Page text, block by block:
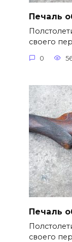
Печаль
своего
0
Печаль
своего